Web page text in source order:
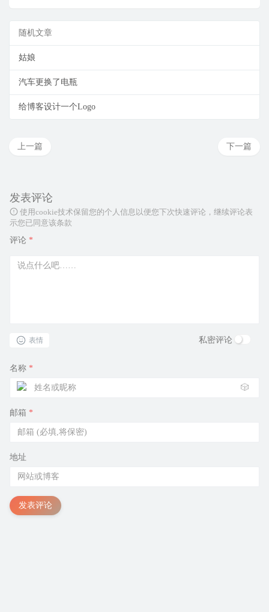
随机文章
姑娘
汽车更换了电瓶
给博客设计一个Logo
下一篇
上一篇
发表评论
使用cookie技术保留您的个人信息以便您下次快速评论，继续评论表
示您已同意该条款
评论 *
表情 私密评论
名称 *
🎲
邮箱 *
地址
发表评论